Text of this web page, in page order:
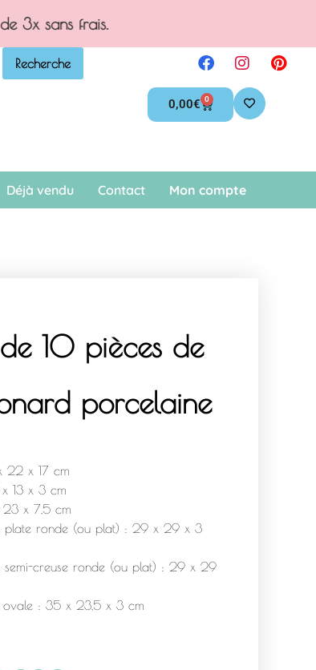
Recherche
0,00€ 0
Déjà vendu Contact Mon compte
10 pièces de
porcelaine
22 x 17 cm
x 13 x 3 cm
23 x 7,5 cm
plate ronde (ou plat) : 29 x 29 x 3
semi-creuse ronde (ou plat) : 29 x 29
ovale : 35 x 23,5 x 3 cm